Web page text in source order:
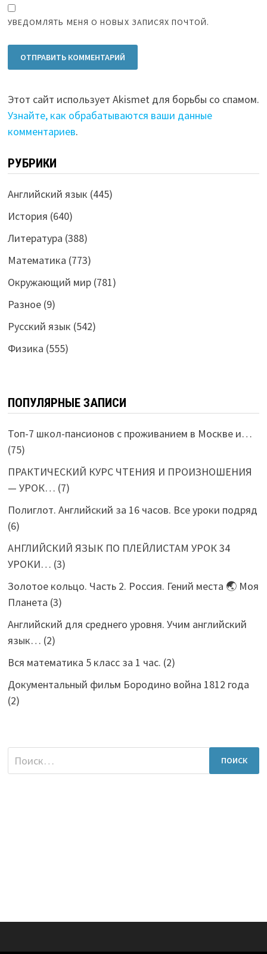
УВЕДОМЛЯТЬ МЕНЯ О НОВЫХ ЗАПИСЯХ ПОЧТОЙ.
Этот сайт использует Akismet для борьбы со спамом.
Узнайте, как обрабатываются ваши данные
комментариев.
РУБРИКИ
Английский язык (445)
История (640)
Литература (388)
Математика (773)
Окружающий мир(781)
Разное(9)
Русский язык (542)
Физика (555)
ПОПУЛЯРНЫЕ ЗАПИСИ
Топ-7 школ-пансионов с проживанием в Москве и…
(75)
ПРАКТИЧЕСКИЙ КУРС ЧТЕНИЯ И ПРОИЗНОШЕНИЯ
— УРОК… (7)
Полиглот. Английский за 16 часов. Все уроки подряд
(6)
АНГЛИЙСКИЙ ЯЗЫК ПО ПЛЕЙЛИСТАМ УРОК 34
УРОКИ… (3)
Золотое кольцо. Часть 2. Россия. Гений места 🌏 Моя
Планета (3)
Английский для среднего уровня. Учим английский
язык… (2)
Вся математика 5 класс за 1 час. (2)
Документальный фильм Бородино война 1812 года
(2)
Найти: